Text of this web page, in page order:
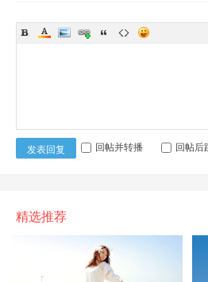
发表回复 回帖并转播 回帖后
精选推荐